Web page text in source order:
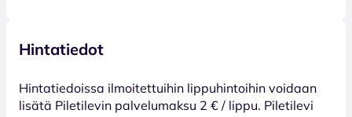
Hintatiedot
Hinta­tiedoissa ilmoitettuihin lippuhintoihin voidaan
lisätä Piletilevin palvelumaksu 2 € / lippu. Piletilevi